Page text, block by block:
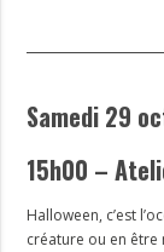
Samedi 29
15h00 –
Halloween, c’est
créature ou en être